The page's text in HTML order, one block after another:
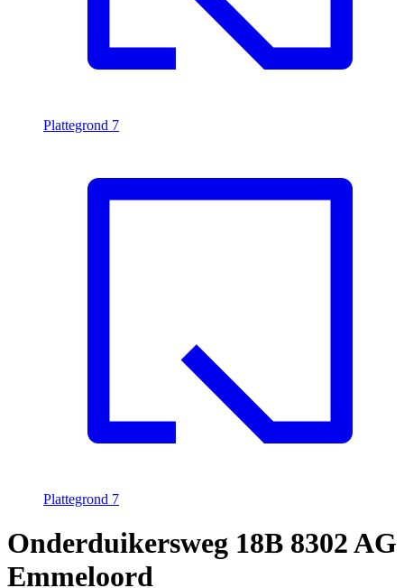
Plattegrond 7
Plattegrond 7
Onderduikersweg 18B 8302 AG
Emmeloord